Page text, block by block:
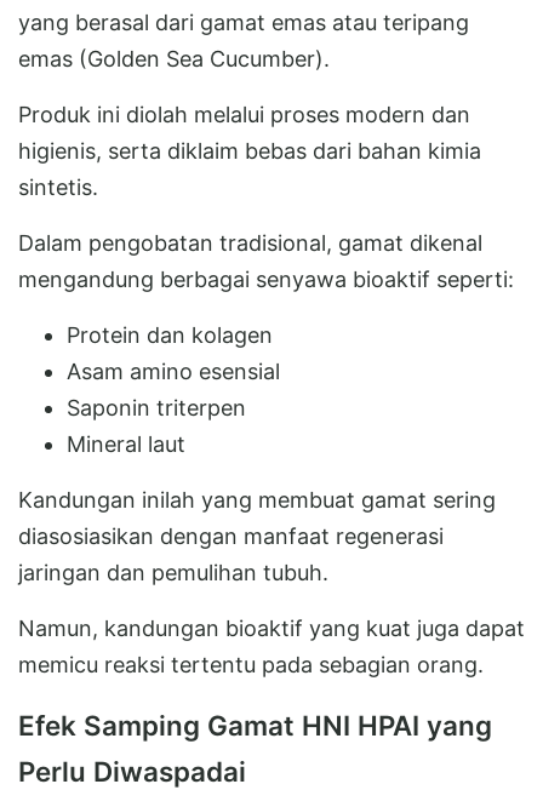
yang berasal dari gamat emas atau teripang
emas (Golden Sea Cucumber).
Produk ini diolah melalui proses modern dan
higienis, serta diklaim bebas dari bahan kimia
sintetis.
Dalam pengobatan tradisional, gamat dikenal
mengandung berbagai senyawa bioaktif seperti:
Protein dan kolagen
Asam amino esensial
Saponin triterpen
Mineral laut
Kandungan inilah yang membuat gamat sering
diasosiasikan dengan manfaat regenerasi
jaringan dan pemulihan tubuh.
Namun, kandungan bioaktif yang kuat juga dapat
memicu reaksi tertentu pada sebagian orang.
Efek Samping Gamat HNI HPAI yang
Perlu Diwaspadai